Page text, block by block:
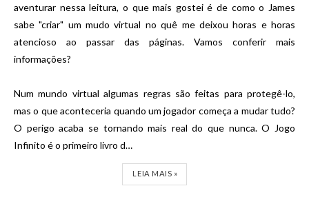
aventurar nessa leitura, o que mais gostei é de como o James
sabe "criar" um mudo virtual no quê me deixou horas e horas
atencioso ao passar das páginas. Vamos conferir mais
informações?
Num mundo virtual algumas regras são feitas para protegê-lo,
mas o que aconteceria quando um jogador começa a mudar tudo?
O perigo acaba se tornando mais real do que nunca. O Jogo
Infinito é o primeiro livro d…
LEIA MAIS »